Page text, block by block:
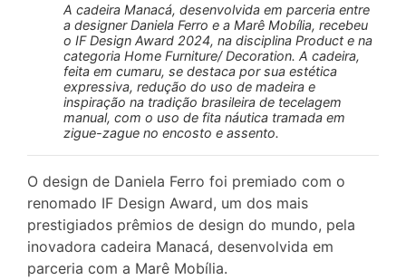
A cadeira Manacá, desenvolvida em parceria entre
a designer Daniela Ferro e a Marê Mobília, recebeu
o IF Design Award 2024, na disciplina Product e na
categoria Home Furniture/ Decoration. A cadeira,
feita em cumaru, se destaca por sua estética
expressiva, redução do uso de madeira e
inspiração na tradição brasileira de tecelagem
manual, com o uso de fita náutica tramada em
zigue-zague no encosto e assento.
O design de Daniela Ferro foi premiado com o
renomado IF Design Award, um dos mais
prestigiados prêmios de design do mundo, pela
inovadora cadeira Manacá, desenvolvida em
parceria com a Marê Mobília.